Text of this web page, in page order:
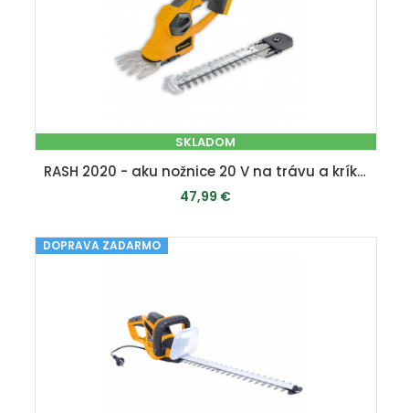
SKLADOM
RASH 2020 - aku nožnice 20 V na trávu a kríky (bez batérie a nabíjačky)
47,99 €
PRIDAŤ DO KOŠÍKA
DOPRAVA ZADARMO